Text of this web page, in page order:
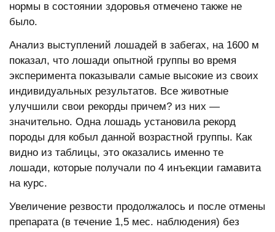
нормы в состоянии здоровья отмечено также не
было.
Анализ выступлений лошадей в забегах, на 1600 м
показал, что лошади опытной группы во время
эксперимента показывали самые высокие из своих
индивидуальных результатов. Все животные
улучшили свои рекорды причем? из них —
значительно. Одна лошадь установила рекорд
породы для кобыл данной возрастной группы. Как
видно из таблицы, это оказались именно те
лошади, которые получали по 4 инъекции гамавита
на курс.
Увеличение резвости продолжалось и после отмены
препарата (в течение 1,5 мес. наблюдения) без